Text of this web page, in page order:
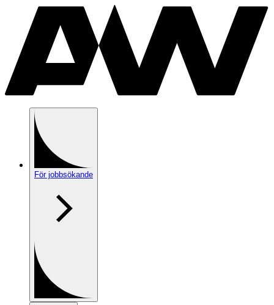
För jobbsökande